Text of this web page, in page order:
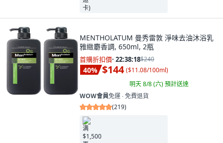
MENTHOLATUM 曼秀雷敦 淨味去油沐浴乳
雅緻麝香調, 650ml, 2瓶
首購折扣價· 22:38:16$240
40% $144 ($11.08/100ml)
明天 8/8 (六)預計送達
WOW會員免運 ∙ 免費退貨
(219)